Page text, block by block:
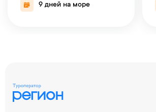
9 дней на море